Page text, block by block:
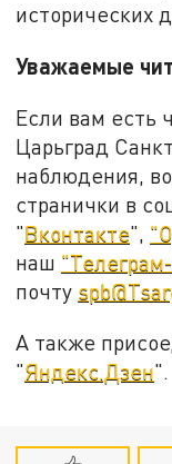
исторических
Уважаемые
Если вам есть
Царьград
наблюдения,
странички в
"Вконтакте",
наш
почту
А также
"Яндекс.Дзен".